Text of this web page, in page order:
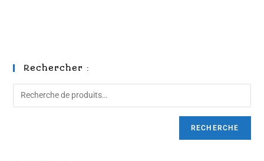
Rechercher :
RECHERCHE